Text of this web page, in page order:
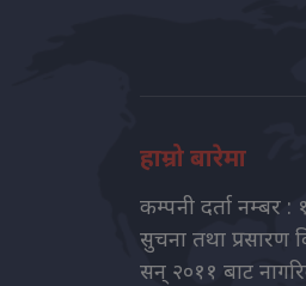
हाम्रो बारेमा
कम्पनी दर्ता नम्बर
सुचना तथा प्रसारण
सन् २०११ बाट